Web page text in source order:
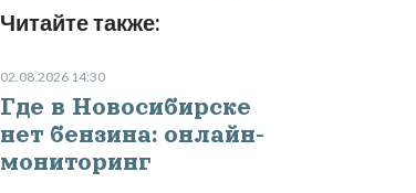
Читайте также:
02.08.2026 14:30
Где в Новосибирске
нет бензина: онлайн-
мониторинг